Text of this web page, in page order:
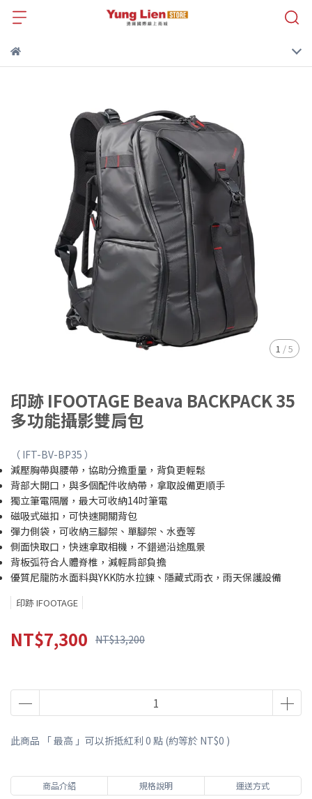
1 /5
印跡 IFOOTAGE Beava BACKPACK 35
多功能攝影雙肩包
（ IFT-BV-BP35 ）
減壓胸帶與腰帶，協助分擔重量，背負更輕鬆
背部大開口，與多個配件收納帶，拿取設備更順手
獨立筆電隔層，最大可收納14吋筆電
磁吸式磁扣，可快速開關背包
彈力側袋，可收納三腳架、單腳架、水壺等
側面快取口，快速拿取相機，不錯過沿途風景
背板弧符合人體脊椎，減輕肩部負擔
優質尼龍防水面料與YKK防水拉鍊、隱藏式雨衣，雨天保護設備
印跡 IFOOTAGE
NT$7,300 NT$13,200
此商品 「 最高 」可以折抵紅利 0 點 (約等於 NT$0 )
商品介紹 規格說明 運送方式